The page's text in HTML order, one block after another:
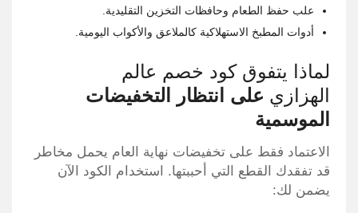
علب حفظ الطعام وحافظات التخزين التقليدية.
أدوات المطبخ الاستهلاكية كالملاعق والأكواب اليومية.
لماذا يتفوق كود خصم عالم
الهزازي على انتظار التخفيضات
الموسمية
الاعتماد فقط على تخفيضات نهاية العام يحمل مخاطر
قد تفقدك القطع التي أحببتها. استخدام الكود الآن
يضمن لك: